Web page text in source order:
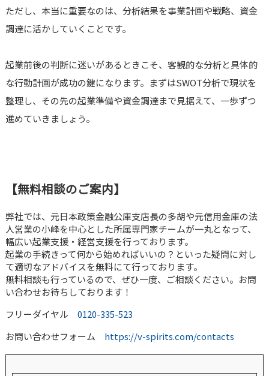
ただし、本当に重要なのは、分析結果を事業計画や戦略、資金
調達に活かしていくことです。
起業前後の判断に迷いがあるときこそ、客観的な分析と具体的
な行動計画が成功の鍵になります。まずはSWOT分析で現状を
整理し、その先の起業準備や資金調達まで見据えて、一歩ずつ
進めていきましょう。
【無料相談のご案内】
弊社では、元日本政策金融公庫支店長の多胡や元信用金庫の法
人営業の小峰を中心とした所属専門家チームが一丸となって、
幅広い起業支援・経営支援を行っております。
起業の手続きって何から始めればいいの？といった疑問に対し
て適切なアドバイスを無料にて行っております。
無料相談も行っているので、ぜひ一度、ご相談ください。お問
い合わせお待ちしております！
フリーダイヤル 0120-335-523
お問い合わせフォーム https://v-spirits.com/contacts